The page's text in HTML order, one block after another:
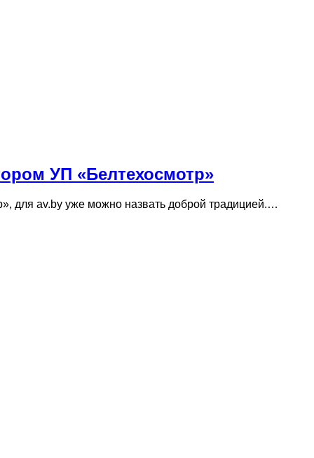
УП «Белтехосмотр»
для av.by уже можно назвать доброй традицией.…